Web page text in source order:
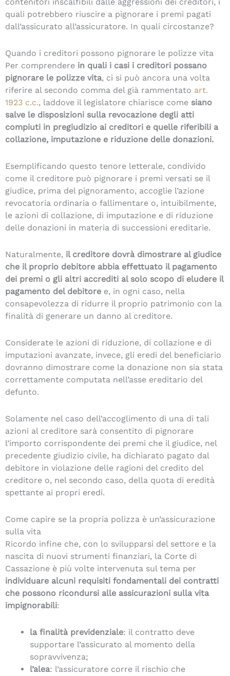
contenitori inscalfibili dalle aggressioni dei creditori, i
quali potrebbero riuscire a pignorare i premi pagati
dall’assicurato all’assicuratore. In quali circostanze?
Quando i creditori possono pignorare le polizze vita
Per comprendere in quali i casi i creditori possano
pignorare le polizze vita, ci si può ancora una volta
riferire al secondo comma del già rammentato art.
1923 c.c., laddove il legislatore chiarisce come siano
salve le disposizioni sulla revocazione degli atti
compiuti in pregiudizio ai creditori e quelle riferibili a
collazione, imputazione e riduzione delle donazioni.
Esemplificando questo tenore letterale, condivido
come il creditore può pignorare i premi versati se il
giudice, prima del pignoramento, accoglie l’azione
revocatoria ordinaria o fallimentare o, intuibilmente,
le azioni di collazione, di imputazione e di riduzione
delle donazioni in materia di successioni ereditarie.
Naturalmente, il creditore dovrà dimostrare al giudice
che il proprio debitore abbia effettuato il pagamento
dei premi o gli altri accrediti al solo scopo di eludere il
pagamento del debitore e, in ogni caso, nella
consapevolezza di ridurre il proprio patrimonio con la
finalità di generare un danno al creditore.
Considerate le azioni di riduzione, di collazione e di
imputazioni avanzate, invece, gli eredi del beneficiario
dovranno dimostrare come la donazione non sia stata
correttamente computata nell’asse ereditario del
defunto.
Solamente nel caso dell’accoglimento di una di tali
azioni al creditore sarà consentito di pignorare
l’importo corrispondente dei premi che il giudice, nel
precedente giudizio civile, ha dichiarato pagato dal
debitore in violazione delle ragioni del credito del
creditore o, nel secondo caso, della quota di eredità
spettante ai propri eredi.
Come capire se la propria polizza è un’assicurazione
sulla vita
Ricordo infine che, con lo svilupparsi del settore e la
nascita di nuovi strumenti finanziari, la Corte di
Cassazione è più volte intervenuta sul tema per
individuare alcuni requisiti fondamentali dei contratti
che possono ricondursi alle assicurazioni sulla vita
impignorabili:
la finalità previdenziale: il contratto deve
supportare l’assicurato al momento della
sopravvivenza;
l’alea: l’assicuratore corre il rischio che